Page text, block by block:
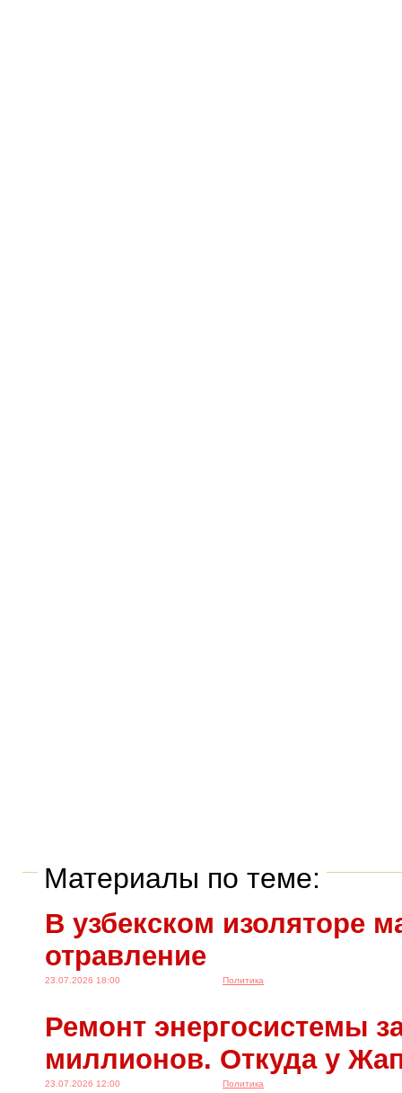
Материалы по теме:
В узбекском изоляторе
отравление
23.07.2026 18:00 Политика
Ремонт энергосистемы
миллионов. Откуда у
23.07.2026 12:00 Политика